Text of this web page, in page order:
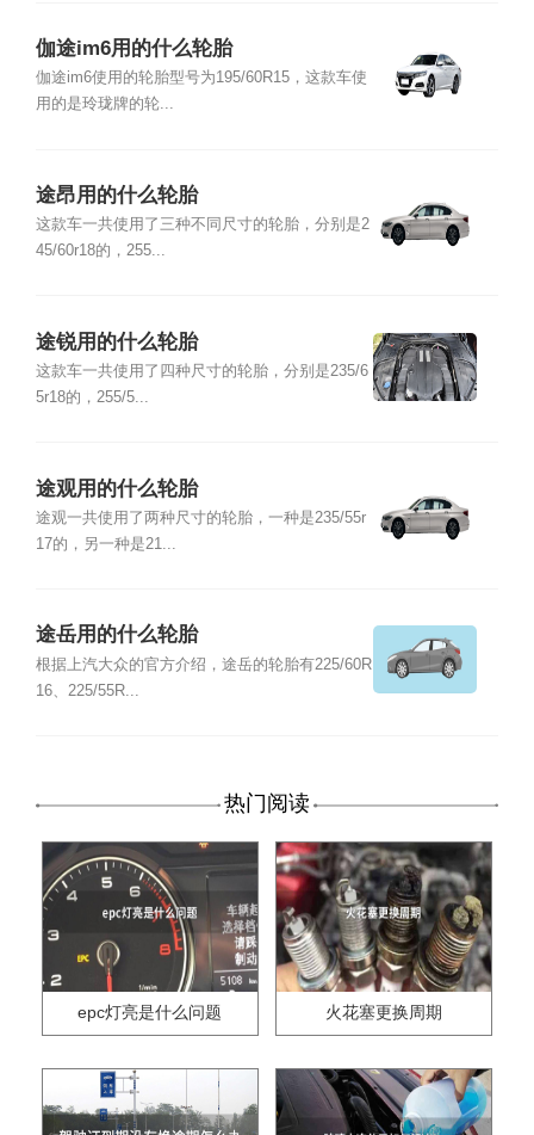
伽途im6用的什么轮胎
伽途im6使用的轮胎型号为195/60R15，这款车使
用的是玲珑牌的轮...
途昂用的什么轮胎
这款车一共使用了三种不同尺寸的轮胎，分别是2
45/60r18的，255...
途锐用的什么轮胎
这款车一共使用了四种尺寸的轮胎，分别是235/6
5r18的，255/5...
途观用的什么轮胎
途观一共使用了两种尺寸的轮胎，一种是235/55r
17的，另一种是21...
途岳用的什么轮胎
根据上汽大众的官方介绍，途岳的轮胎有225/60R
16、225/55R...
热门阅读
epc灯亮是什么问题 火花塞更换周期